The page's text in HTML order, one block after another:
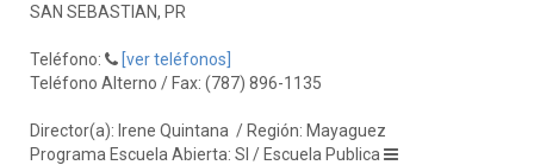
SAN SEBASTIAN, PR
Teléfono:
[ver teléfonos]
Teléfono Alterno / Fax: (787) 896-1135
Director(a): Irene Quintana / Región: Mayaguez
Programa Escuela Abierta: SI / Escuela Publica